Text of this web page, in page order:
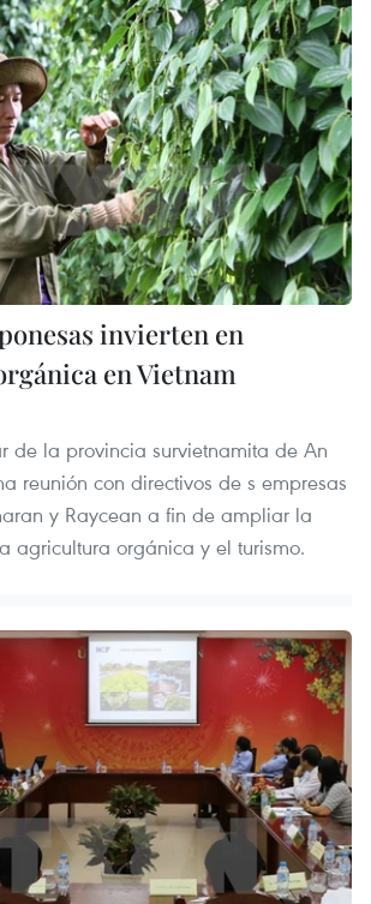
invierten en
en Vietnam
de la provincia survietnamita de An
reunión con directivos de s empresas
y Raycean a fin de ampliar la
agricultura orgánica y el turismo.